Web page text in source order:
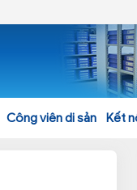
Công viên di sản Kết